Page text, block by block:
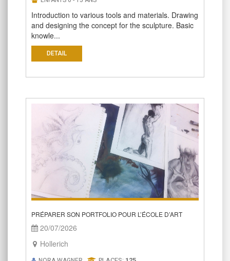
Introduction to various tools and materials. Drawing
and designing the concept for the sculpture. Basic
knowle...
DETAIL
PRÉPARER SON PORTFOLIO POUR L’ÉCOLE D’ART
20/07/2026
Hollerich